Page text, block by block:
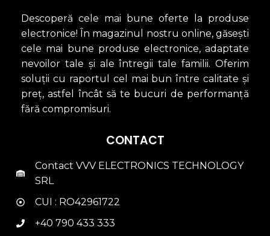
Descoperă cele mai bune oferte la produse
electronice! În magazinul nostru online, găsești
cele mai bune produse electronice, adaptate
nevoilor tale și ale întregii tale familii. Oferim
soluții cu raportul cel mai bun între calitate și
preț, astfel încât să te bucuri de performanță
fără compromisuri.
CONTACT
Contact VVV ELECTRONICS TECHNOLOGY
SRL
CUI : RO42961722
+40 790 433 333